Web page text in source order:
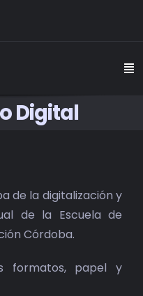
SEMINARIOS
CARTELES
Digital
de la digitalización y
de la Escuela de
Córdoba.
formatos, papel y